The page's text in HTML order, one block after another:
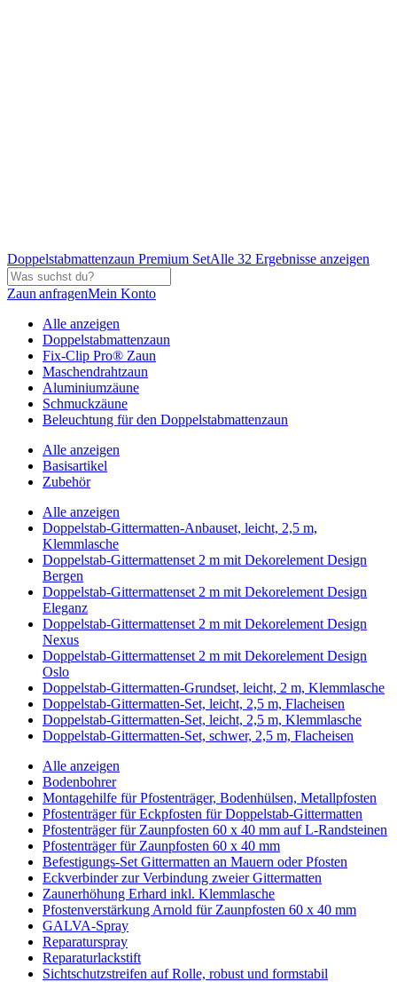
Doppelstabmattenzaun Premium SetAlle 32 Ergebnisse anzeigen
Zaun anfragenMein Konto
Alle anzeigen
Doppelstabmattenzaun
Fix-Clip Pro® Zaun
Maschendrahtzaun
Aluminiumzäune
Schmuckzäune
Beleuchtung für den Doppelstabmattenzaun
Alle anzeigen
Basisartikel
Zubehör
Alle anzeigen
Doppelstab-Gittermatten-Anbauset, leicht, 2,5 m,
Klemmlasche
Doppelstab-Gittermattenset 2 m mit Dekorelement Design
Bergen
Doppelstab-Gittermattenset 2 m mit Dekorelement Design
Eleganz
Doppelstab-Gittermattenset 2 m mit Dekorelement Design
Nexus
Doppelstab-Gittermattenset 2 m mit Dekorelement Design
Oslo
Doppelstab-Gittermatten-Grundset, leicht, 2 m, Klemmlasche
Doppelstab-Gittermatten-Set, leicht, 2,5 m, Flacheisen
Doppelstab-Gittermatten-Set, leicht, 2,5 m, Klemmlasche
Doppelstab-Gittermatten-Set, schwer, 2,5 m, Flacheisen
Alle anzeigen
Bodenbohrer
Montagehilfe für Pfostenträger, Bodenhülsen, Metallpfosten
Pfostenträger für Eckpfosten für Doppelstab-Gittermatten
Pfostenträger für Zaunpfosten 60 x 40 mm auf L-Randsteinen
Pfostenträger für Zaunpfosten 60 x 40 mm
Befestigungs-Set Gittermatten an Mauern oder Pfosten
Eckverbinder zur Verbindung zweier Gittermatten
Zaunerhöhung Erhard inkl. Klemmlasche
Pfostenverstärkung Arnold für Zaunpfosten 60 x 40 mm
GALVA-Spray
Reparaturspray
Reparaturlackstift
Sichtschutzstreifen auf Rolle, robust und formstabil